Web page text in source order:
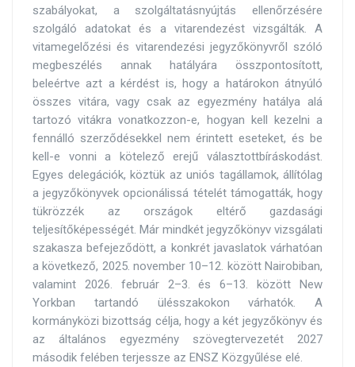
szabályokat, a szolgáltatásnyújtás ellenőrzésére
szolgáló adatokat és a vitarendezést vizsgálták. A
vitamegelőzési és vitarendezési jegyzőkönyvről szóló
megbeszélés annak hatályára összpontosított,
beleértve azt a kérdést is, hogy a határokon átnyúló
összes vitára, vagy csak az egyezmény hatálya alá
tartozó vitákra vonatkozzon-e, hogyan kell kezelni a
fennálló szerződésekkel nem érintett eseteket, és be
kell-e vonni a kötelező erejű választottbíráskodást.
Egyes delegációk, köztük az uniós tagállamok, állítólag
a jegyzőkönyvek opcionálissá tételét támogatták, hogy
tükrözzék az országok eltérő gazdasági
teljesítőképességét. Már mindkét jegyzőkönyv vizsgálati
szakasza befejeződött, a konkrét javaslatok várhatóan
a következő, 2025. november 10–12. között Nairobiban,
valamint 2026. február 2–3. és 6–13. között New
Yorkban tartandó ülésszakokon várhatók. A
kormányközi bizottság célja, hogy a két jegyzőkönyv és
az általános egyezmény szövegtervezetét 2027
második felében terjessze az ENSZ Közgyűlése elé.